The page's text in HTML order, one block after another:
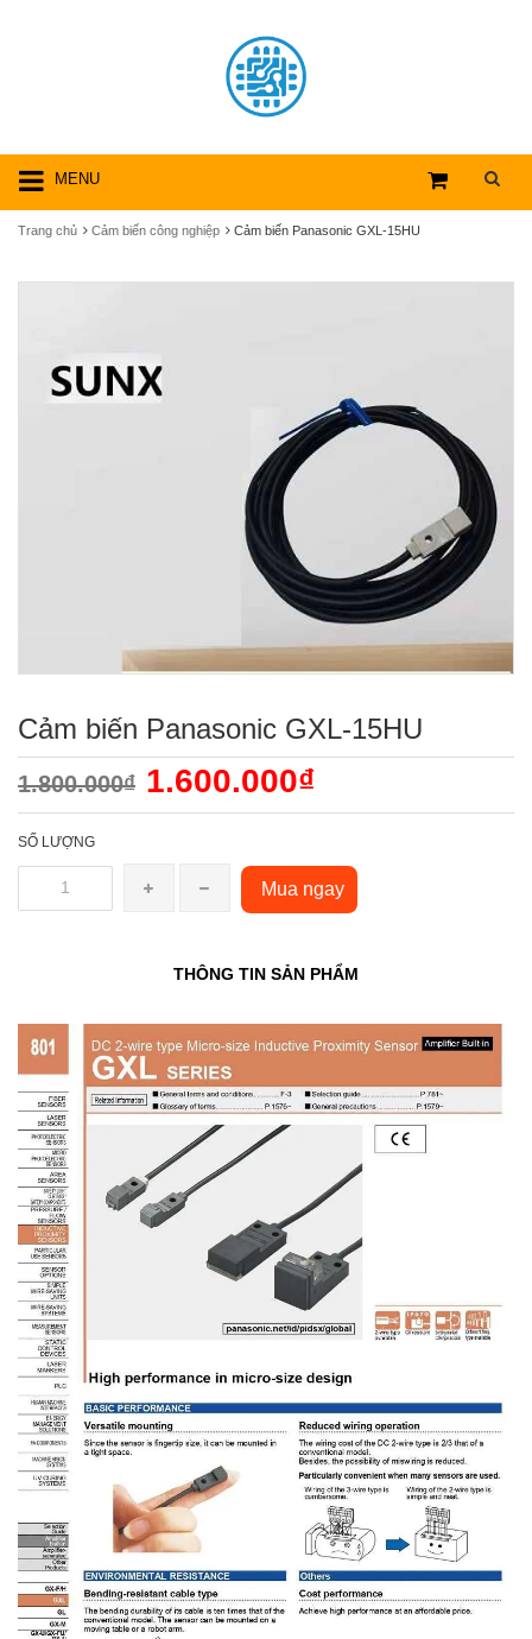
MENU
Trang chủ Cảm biến công nghiệp Cảm biến Panasonic GXL-15HU
Cảm biến Panasonic GXL-15HU
1.800.000₫ 1.600.000₫
SỐ LƯỢNG
Mua ngay
THÔNG TIN SẢN PHẨM